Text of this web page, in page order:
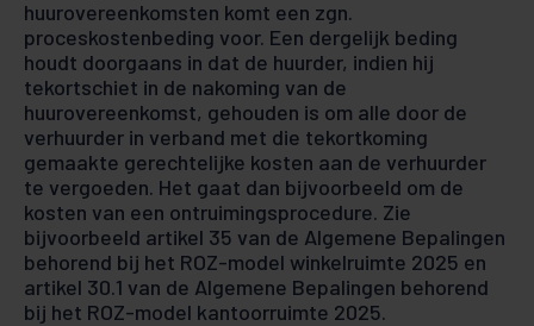
huurovereenkomsten komt een zgn.
proceskostenbeding voor. Een dergelijk beding
houdt doorgaans in dat de huurder, indien hij
tekortschiet in de nakoming van de
huurovereenkomst, gehouden is om alle door de
verhuurder in verband met die tekortkoming
gemaakte gerechtelijke kosten aan de verhuurder
te vergoeden. Het gaat dan bijvoorbeeld om de
kosten van een ontruimingsprocedure. Zie
bijvoorbeeld artikel 35 van de Algemene Bepalingen
behorend bij het ROZ-model winkelruimte 2025 en
artikel 30.1 van de Algemene Bepalingen behorend
bij het ROZ-model kantoorruimte 2025.